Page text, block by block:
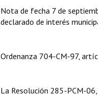
Nota de fecha 7 de
declarado de interés
Ordenanza 704-CM-97,
La Resolución 285-PCM-